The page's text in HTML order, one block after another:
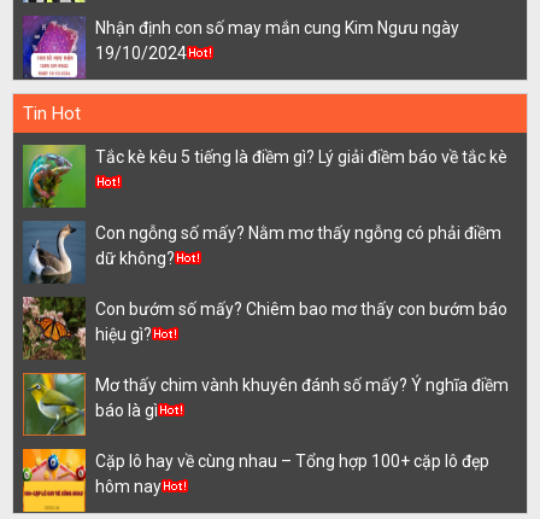
Nhận định con số may mắn cung Kim Ngưu ngày
19/10/2024
Tin Hot
Tắc kè kêu 5 tiếng là điềm gì? Lý giải điềm báo về tắc kè
Con ngỗng số mấy? Nằm mơ thấy ngỗng có phải điềm
dữ không?
Con bướm số mấy? Chiêm bao mơ thấy con bướm báo
hiệu gì?
Mơ thấy chim vành khuyên đánh số mấy? Ý nghĩa điềm
báo là gì
Cặp lô hay về cùng nhau – Tổng hợp 100+ cặp lô đẹp
hôm nay